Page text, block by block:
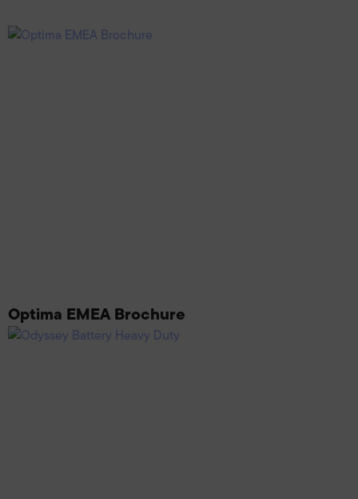
Optima EMEA Brochure